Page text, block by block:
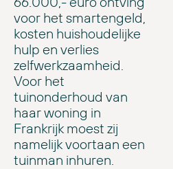
voor het smartengeld,
kosten huishoudelijke
hulp en verlies
zelfwerkzaamheid.
Voor het
tuinonderhoud van
haar woning in
Frankrijk moest zij
namelijk voortaan een
tuinman inhuren.